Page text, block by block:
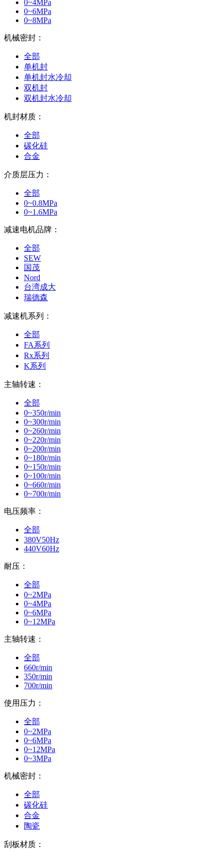
0~4MPa
0~6MPa
0~8MPa
机械密封：
全部
单机封
单机封水冷却
双机封
双机封水冷却
机封材质：
全部
碳化硅
合金
介质层压力：
全部
0~0.8MPa
0~1.6MPa
减速电机品牌：
全部
SEW
国茂
Nord
台湾成大
瑞德森
减速机系列：
全部
FA系列
Rx系列
K系列
主轴转速：
全部
0~350r/min
0~300r/min
0~260r/min
0~220r/min
0~200r/min
0~180r/min
0~150r/min
0~100r/min
0~660r/min
0~700r/min
电压频率：
全部
380V50Hz
440V60Hz
耐压：
全部
0~2MPa
0~4MPa
0~6MPa
0~12MPa
主轴转速：
全部
660r/min
350r/min
700r/min
使用压力：
全部
0~2MPa
0~6MPa
0~12MPa
0~3MPa
机械密封：
全部
碳化硅
合金
陶瓷
刮板材质：